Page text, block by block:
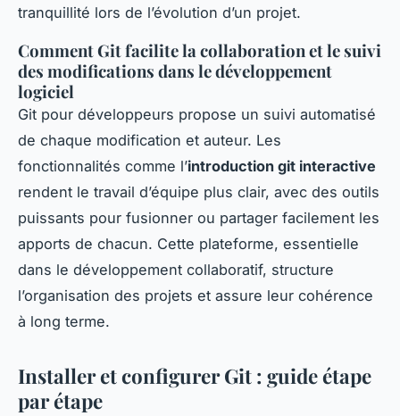
tranquillité lors de l’évolution d’un projet.
Comment Git facilite la collaboration et le suivi
des modifications dans le développement
logiciel
Git pour développeurs propose un suivi automatisé
de chaque modification et auteur. Les
fonctionnalités comme l’introduction git interactive
rendent le travail d’équipe plus clair, avec des outils
puissants pour fusionner ou partager facilement les
apports de chacun. Cette plateforme, essentielle
dans le développement collaboratif, structure
l’organisation des projets et assure leur cohérence
à long terme.
Installer et configurer Git : guide étape
par étape